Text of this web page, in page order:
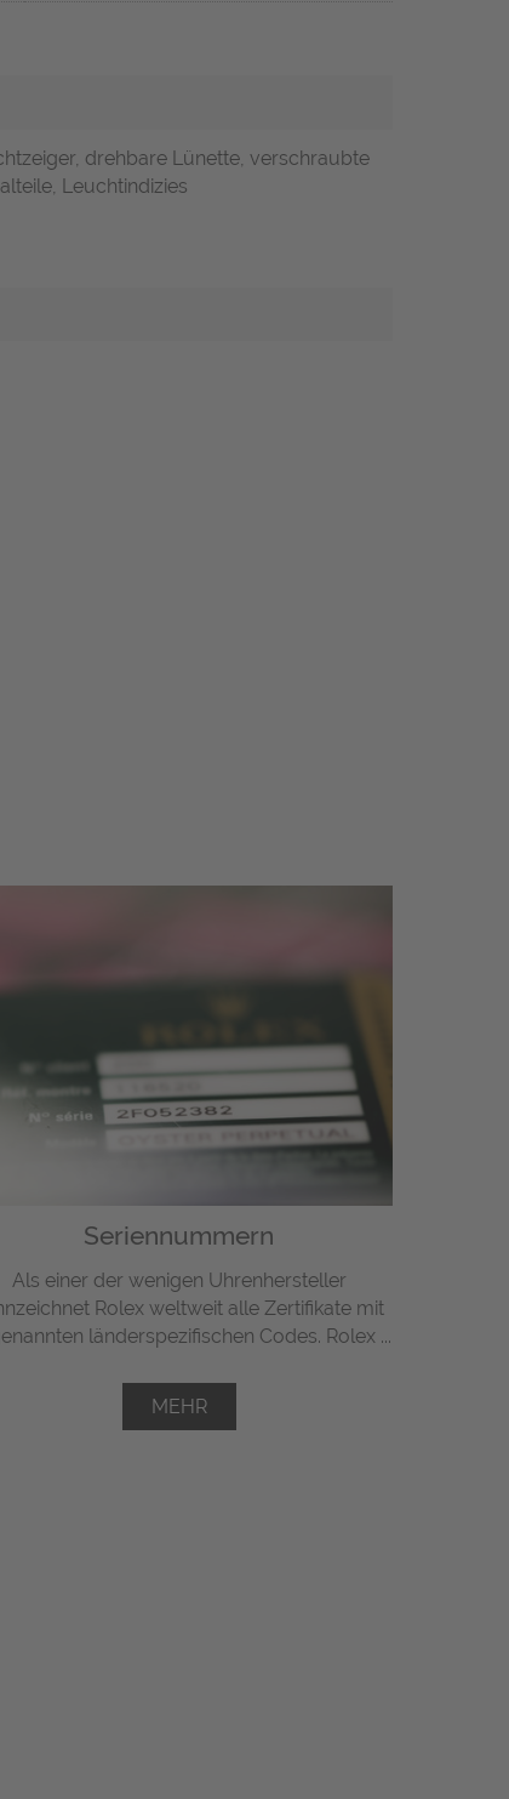
drehbare Lünette, verschraubte
Leuchtindizies
Seriennummern
Als einer der wenigen Uhrenhersteller
Rolex weltweit alle Zertifikate mit
länderspezifischen Codes. Rolex ...
MEHR